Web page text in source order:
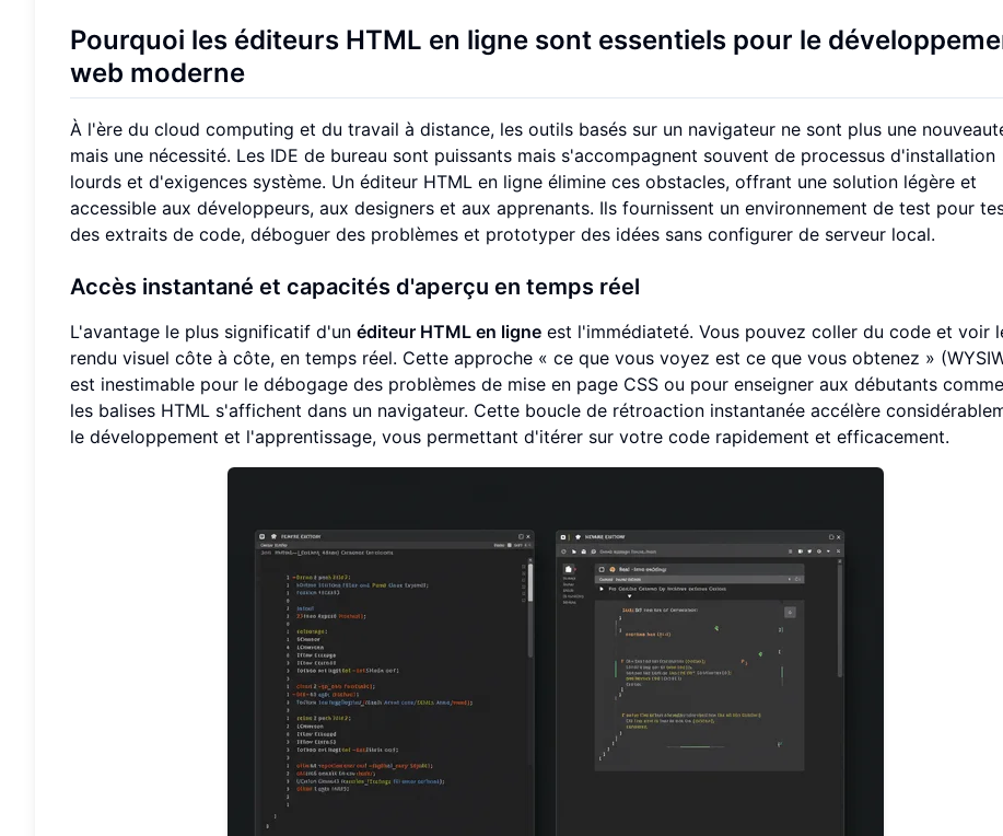
Pourquoi les éditeurs HTML en ligne sont essentiels pour le
web moderne
À l'ère du cloud computing et du travail à distance, les outils basés sur un navigateur ne sont plus une
mais une nécessité. Les IDE de bureau sont puissants mais s'accompagnent souvent de processus d'installation
lourds et d'exigences système. Un éditeur HTML en ligne élimine ces obstacles, offrant une solution légère et
accessible aux développeurs, aux designers et aux apprenants. Ils fournissent un environnement de test pour
des extraits de code, déboguer des problèmes et prototyper des idées sans configurer de serveur local.
Accès instantané et capacités d'aperçu en temps réel
L'avantage le plus significatif d'un éditeur HTML en ligne est l'immédiateté. Vous pouvez coller du code et voir
rendu visuel côte à côte, en temps réel. Cette approche « ce que vous voyez est ce que vous obtenez »
est inestimable pour le débogage des problèmes de mise en page CSS ou pour enseigner aux débutants
les balises HTML s'affichent dans un navigateur. Cette boucle de rétroaction instantanée accélère
le développement et l'apprentissage, vous permettant d'itérer sur votre code rapidement et efficacement.